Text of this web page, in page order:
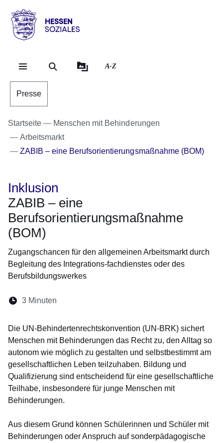
Hessen
Sozial
A-Z
Presse
Startseite
Menschen mit Behinderungen
Arbeitsmarkt
ZABIB – eine Berufsorientierungsmaßnahme (BOM)
Inklusion
ZABIB – eine
Berufsorientierungsmaßnahme
(BOM)
Zugangschancen für den allgemeinen Arbeitsmarkt durch
Begleitung des Integrations-fachdienstes oder des
Berufsbildungswerkes
Lesedauer:
3 Minuten
Die UN-Behindertenrechtskonvention (UN-BRK) sichert
Menschen mit Behinderungen das Recht zu, den Alltag so
autonom wie möglich zu gestalten und selbstbestimmt am
gesellschaftlichen Leben teilzuhaben. Bildung und
Qualifizierung sind entscheidend für eine gesellschaftliche
Teilhabe, insbesondere für junge Menschen mit
Behinderungen.
Aus diesem Grund können Schülerinnen und Schüler mit
Behinderungen oder Anspruch auf sonderpädagogische